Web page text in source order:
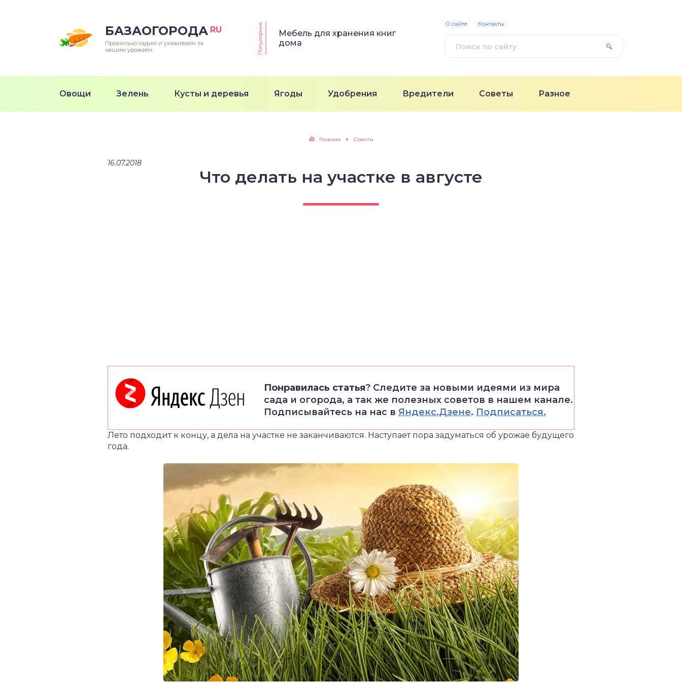
БАЗАОГОРОДА RU
Правильно садим и ухаживаем за
нашим урожаем.
Популярное
Мебель для хранения книг
дома
Овощи Зелень Кусты и деревья Ягоды Удобрения Вредители Советы Разное
О сайте Контакты
Главная Советы
16.07.2018
Что делать на участке в августе
Понравилась статья? Следите за новыми идеями из мира
сада и огорода, а так же полезных советов в нашем канале.
Подписывайтесь на нас в Яндекс.Дзене. Подписаться.
Лето подходит к концу, а дела на участке не заканчиваются. Наступает пора задуматься об урожае будущего
года.